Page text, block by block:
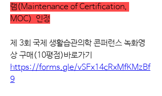
램(Maintenance of Certification,
MOC)  인정
제 3회 국제 생활습관의학 콘퍼런스 녹화영
상 구매(10평점)바로가기
https://forms.gle/vSFx14cRxMfKMzBf
9